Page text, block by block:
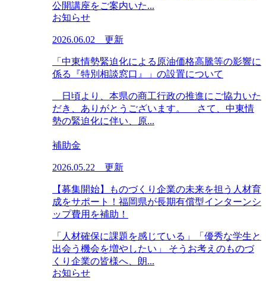
公開講座をご案内いた...
お知らせ
2026.06.02 更新
「中東情勢緊迫化による原油価格高騰等の影響に
係る『特別相談窓口』」の設置について
日頃より、本県の商工行政の推進にご協力いた
だき、ありがとうございます。 さて、中東情
勢の緊迫化に伴い、原...
補助金
2026.05.22 更新
【募集開始】ものづくり企業の未来を担う人材育
成をサポート！福岡県が長期有償型インターンシ
ップ費用を補助！
「人材確保に課題を感じている」「優秀な学生と
出会う機会を増やしたい」 そうお考えのものづ
くり企業の皆様へ、朗...
お知らせ